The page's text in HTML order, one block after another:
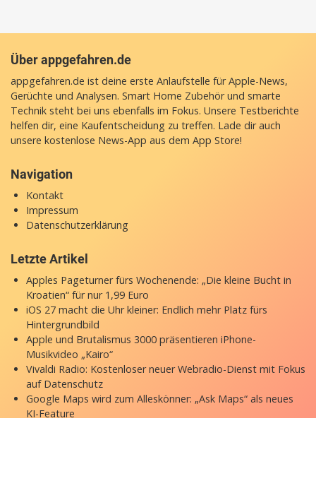
Über appgefahren.de
appgefahren.de ist deine erste Anlaufstelle für Apple-News,
Gerüchte und Analysen. Smart Home Zubehör und smarte
Technik steht bei uns ebenfalls im Fokus. Unsere Testberichte
helfen dir, eine Kaufentscheidung zu treffen. Lade dir auch
unsere kostenlose News-App aus dem App Store!
Navigation
Kontakt
Impressum
Datenschutzerklärung
Letzte Artikel
Apples Pageturner fürs Wochenende: „Die kleine Bucht in
Kroatien“ für nur 1,99 Euro
iOS 27 macht die Uhr kleiner: Endlich mehr Platz fürs
Hintergrundbild
Apple und Brutalismus 3000 präsentieren iPhone-
Musikvideo „Kairo“
Vivaldi Radio: Kostenloser neuer Webradio-Dienst mit Fokus
auf Datenschutz
Google Maps wird zum Alleskönner: „Ask Maps“ als neues
KI-Feature